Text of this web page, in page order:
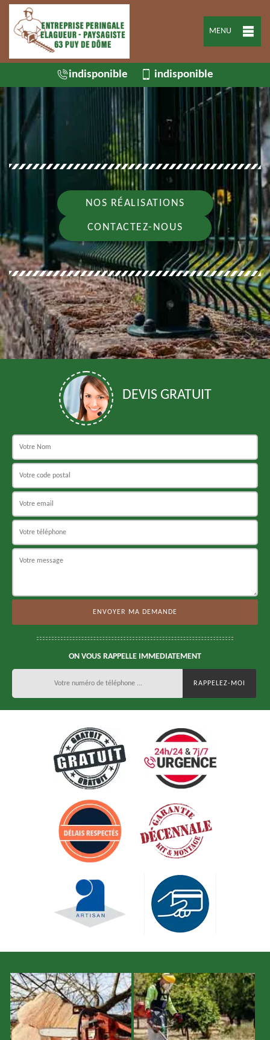
MENU
indisponible indisponible
NOS RÉALISATIONS
CONTACTEZ-NOUS
DEVIS GRATUIT
ON VOUS RAPPELLE IMMEDIATEMENT